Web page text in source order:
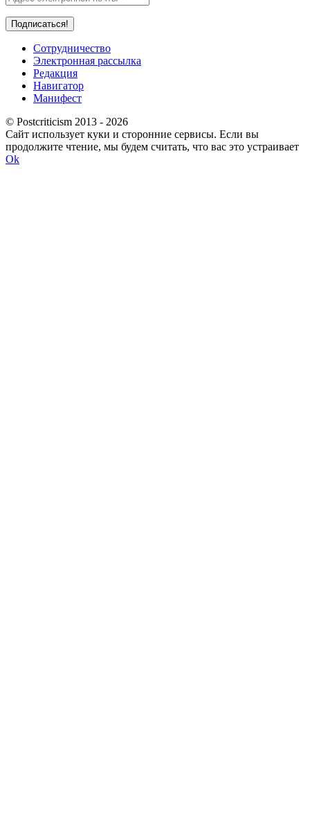
Сотрудничество
Электронная рассылка
Редакция
Навигатор
Манифест
© Postcriticism 2013 - 2026
Сайт использует куки и сторонние сервисы. Если вы
продолжите чтение, мы будем считать, что вас это устраивает
Ok